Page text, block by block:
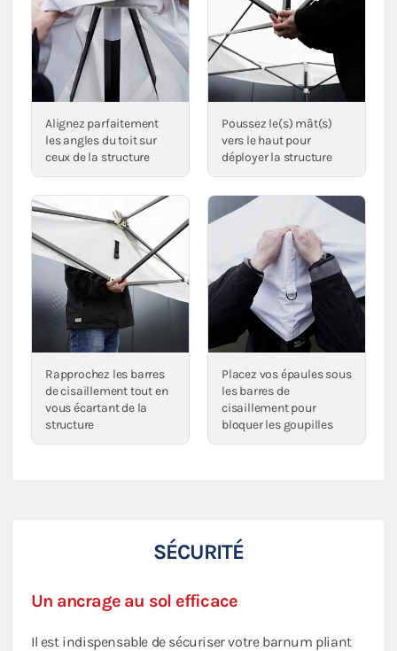
Alignez parfaitement
les angles du toit sur
ceux de la structure
Poussez le(s) mât(s)
vers le haut pour
déployer la structure
Rapprochez les barres
de cisaillement tout en
vous écartant de la
structure
Placez vos épaules sous
les barres de
cisaillement pour
bloquer les goupilles
SÉCURITÉ
Un ancrage au sol efficace
Il est indispensable de sécuriser votre barnum pliant